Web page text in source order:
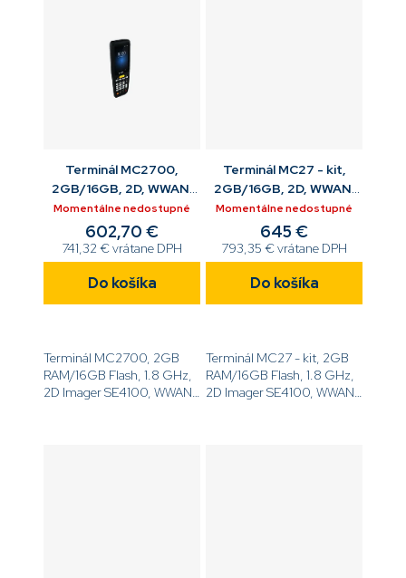
Terminál MC2700,
2GB/16GB, 2D, WWAN,
GMS, 4'', 34 K, ANDR
Momentálne nedostupné
741,32 € vrátane DPH
602,70 €
Do košíka
Terminál MC2700, 2GB
RAM/16GB Flash, 1.8 GHz,
2D Imager SE4100, WWAN,
Terminál MC27 - kit,
2GB/16GB, 2D, WWAN,
GMS, 4'', 34 K, ANDR,
cradle
Momentálne nedostupné
793,35 € vrátane DPH
645 €
Do košíka
Terminál MC27 - kit, 2GB
RAM/16GB Flash, 1.8 GHz,
2D Imager SE4100, WWAN,